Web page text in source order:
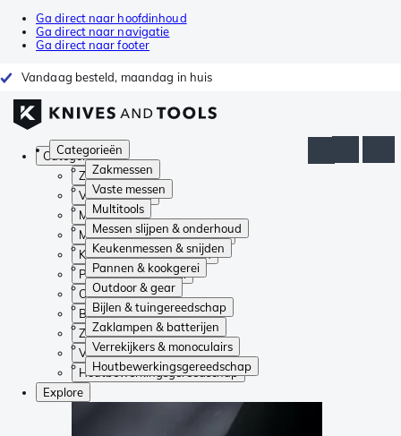
Ga direct naar hoofdinhoud
Ga direct naar navigatie
Ga direct naar footer
Vandaag besteld, maandag in huis
Categorieën
Zakmessen
Vaste messen
Multitools
Messen slijpen & onderhoud
Keukenmessen & snijden
Pannen & kookgerei
Outdoor & gear
Bijlen & tuingereedschap
Zaklampen & batterijen
Verrekijkers & monoculairs
Houtbewerkingsgereedschap
Categorieën
Zakmessen
Vaste messen
Multitools
Messen slijpen & onderhoud
Keukenmessen & snijden
Pannen & kookgerei
Outdoor & gear
Bijlen & tuingereedschap
Zaklampen & batterijen
Verrekijkers & monoculairs
Houtbewerkingsgereedschap
Explore